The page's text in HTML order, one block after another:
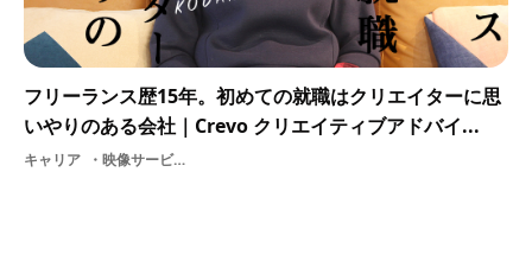
フリーランス歴15年。初めての就職はクリエイターに思
いやりのある会社｜Crevo クリエイティブアドバイ...
キャリア 映像サービスITクリエイティブアドバイザーモーショングラフィック映像業界株式会社Crevo